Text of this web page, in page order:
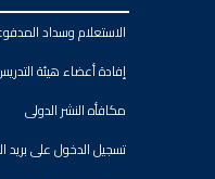
الاستعلام وسداد
إفادة أعضاء هيئة
مكافأه النشر الدولى
تسجيل الدخول على بريد